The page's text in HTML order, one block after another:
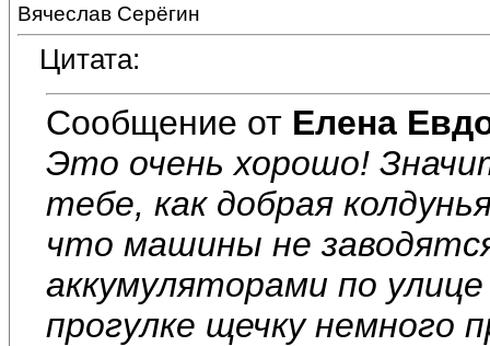
Вячеслав Серёгин
Цитата:
Сообщение от Елена
Это очень хорошо!
тебе, как добрая
что машины не
аккумуляторами по
прогулке щечку немного